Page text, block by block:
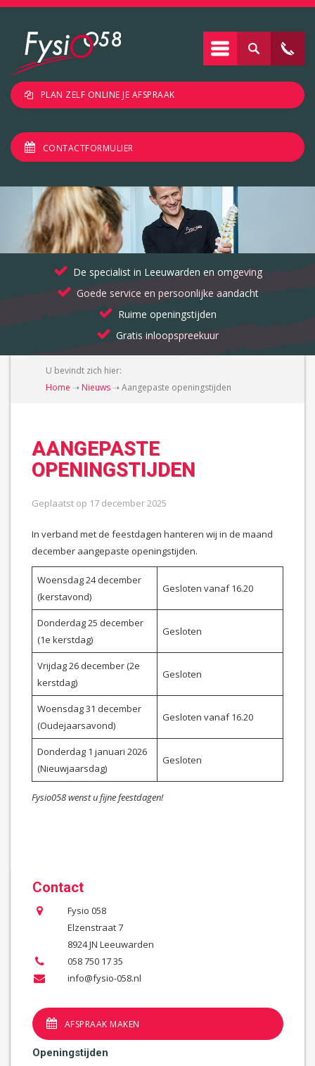
PLAN ZELF ONLINE JE AFSPRAAK
CONTACTFORMULIER
De specialist in Leeuwarden en omgeving
Goede service en persoonlijke aandacht
Ruime openingstijden
Gratis inloopspreekuur
U bevindt zich hier:
Home ➝ Nieuws ➝ Aangepaste openingstijden
AANGEPASTE
OPENINGSTIJDEN
Geplaatst op 17 december 2025
In verband met de feestdagen hanteren wij in de maand
december aangepaste openingstijden.
Woensdag 24 december
(kerstavond)
Gesloten vanaf 16.20
Donderdag 25 december
(1e kerstdag)
Gesloten
Vrijdag 26 december (2e
kerstdag)
Gesloten
Woensdag 31 december
(Oudejaarsavond)
Gesloten vanaf 16.20
Donderdag 1 januari 2026
(Nieuwjaarsdag)
Gesloten
Fysio058 wenst u fijne feestdagen!
Contact
Fysio 058
Elzenstraat 7
8924 JN Leeuwarden
058 750 17 35
info@fysio-058.nl
AFSPRAAK MAKEN
Openingstijden